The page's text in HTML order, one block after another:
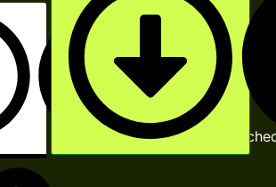
Efectivo o